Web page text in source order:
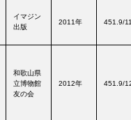
イマジン
出版
2011年 451.9/
和歌山県
立博物館
友の会
2012年 451.9/